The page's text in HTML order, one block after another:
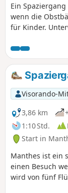
Ein
wenn die
für Kinder.
der von einem
wurde, das
lösen.
Visorando-
3,86 km
1:10 Std.
Start in
Manthes ist ein
einen Besuch
wird von fünf